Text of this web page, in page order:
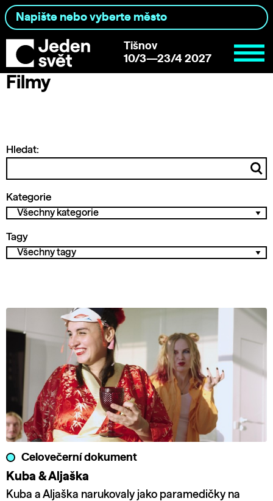
Tišnov
10/3—23/4 2027
Filmy
Hledat:
Kategorie
Tagy
Celovečerní dokument
Kuba & Aljaška
Kuba a Aljaška narukovaly jako paramedičky na